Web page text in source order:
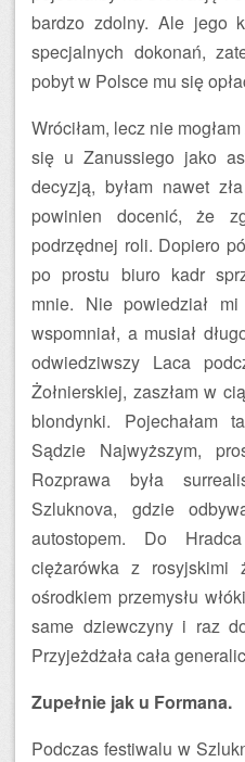
bardzo zdolny. Ale jego
specjalnych dokonań,
pobyt w Polsce mu się
Wróciłam, lecz nie
się u Zanussiego jako
decyzją, byłam nawet
powinien docenić, że
podrzędnej roli. Dopiero
po prostu biuro kadr
mnie. Nie powiedział
wspomniał, a musiał
odwiedziwszy Laca
Żołnierskiej, zaszłam w
blondynki. Pojechałam
Sądzie Najwyższym,
Rozprawa była
Szluknova, gdzie
autostopem. Do
ciężarówka z rosyjskimi
ośrodkiem przemysłu
same dziewczyny i raz
Przyjeżdżała cała
Zupełnie jak u Formana.
Podczas festiwalu w